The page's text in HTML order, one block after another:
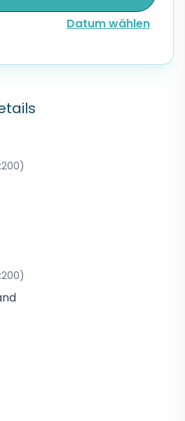
Datum wählen